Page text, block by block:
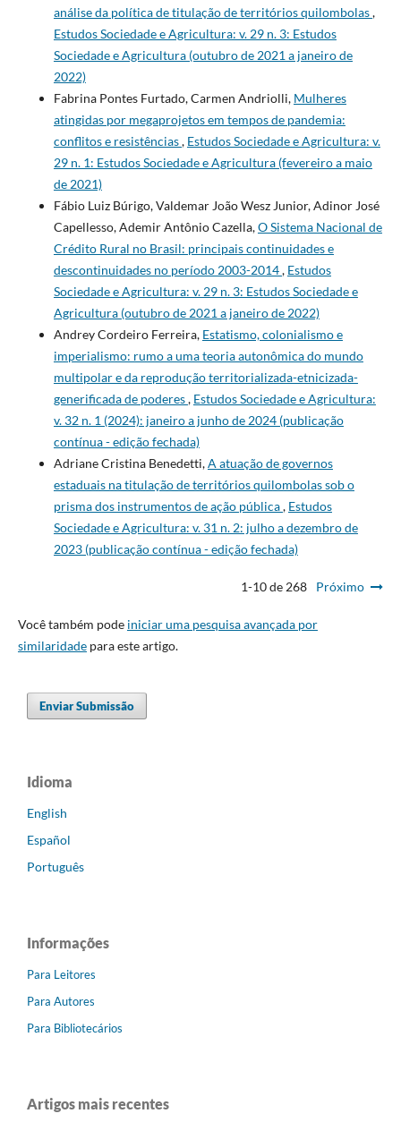
análise da política de titulação de territórios quilombolas,
Estudos Sociedade e Agricultura: v. 29 n. 3: Estudos
Sociedade e Agricultura (outubro de 2021 a janeiro de
2022)
Fabrina Pontes Furtado, Carmen Andriolli, Mulheres
atingidas por megaprojetos em tempos de pandemia:
conflitos e resistências, Estudos Sociedade e Agricultura: v.
29 n. 1: Estudos Sociedade e Agricultura (fevereiro a maio
de 2021)
Fábio Luiz Búrigo, Valdemar João Wesz Junior, Adinor José
Capellesso, Ademir Antônio Cazella,O Sistema Nacional de
Crédito Rural no Brasil: principais continuidades e
descontinuidades no período 2003-2014, Estudos
Sociedade e Agricultura: v. 29 n. 3: Estudos Sociedade e
Agricultura (outubro de 2021 a janeiro de 2022)
Andrey Cordeiro Ferreira, Estatismo, colonialismo e
imperialismo: rumo a uma teoria autonômica do mundo
multipolar e da reprodução territorializada-etnicizada-
generificada de poderes, Estudos Sociedade e Agricultura:
v. 32 n. 1 (2024): janeiro a junho de 2024 (publicação
contínua - edição fechada)
Adriane Cristina Benedetti,A atuação de governos
estaduais na titulação de territórios quilombolas sob o
prisma dos instrumentos de ação pública, Estudos
Sociedade e Agricultura: v. 31 n. 2: julho a dezembro de
2023 (publicação contínua - edição fechada)
1-10 de 268 Próximo
Você também pode iniciar uma pesquisa avançada por
similaridadepara este artigo.
Enviar Submissão
Idioma
English
Español
Português
Informações
Para Leitores
Para Autores
Para Bibliotecários
Artigos mais recentes